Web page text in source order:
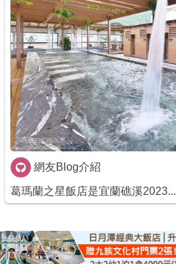
最新留言
商家合作
推薦景點
討論區
聯絡我們
APP下載
網友Blog介紹
葛瑪蘭之星飯店是宜蘭礁溪2023...